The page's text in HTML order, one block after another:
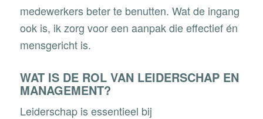
medewerkers beter te benutten. Wat de ingang
ook is, ik zorg voor een aanpak die effectief én
mensgericht is.
WAT IS DE ROL VAN LEIDERSCHAP EN
MANAGEMENT?
Leiderschap is essentieel bij